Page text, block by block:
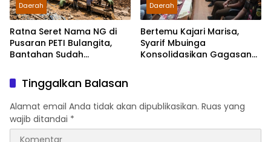
Daerah
Ratna Seret Nama NG di
Pusaran PETI Bulangita,
Bantahan Sudah
Hukum Kapan?
Daerah
Bertemu Kajari Marisa,
Syarif Mbuinga
Konsolidasikan Gagasan
Tinggalkan Balasan
Alamat email Anda tidak akan dipublikasikan. Ruas yang
wajib ditandai *